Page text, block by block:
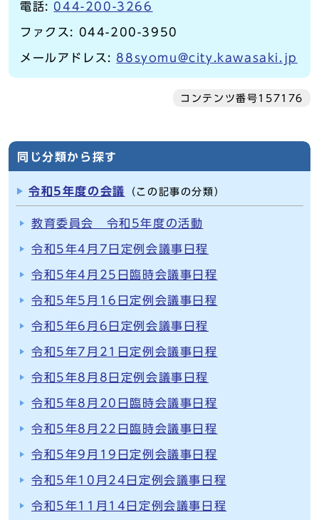
電話: 044-200-3266
ファクス: 044-200-3950
メールアドレス:88syomu@city.kawasaki.jp
コンテンツ番号157176
同じ分類から探す
令和5年度の会議 （この記事の分類）
教育委員会 令和5年度の活動
令和5年4月7日定例会議事日程
令和5年4月25日臨時会議事日程
令和5年5月16日定例会議事日程
令和5年6月6日定例会議事日程
令和5年7月21日定例会議事日程
令和5年8月8日定例会議事日程
令和5年8月20日臨時会議事日程
令和5年8月22日臨時会議事日程
令和5年9月19日定例会議事日程
令和5年10月24日定例会議事日程
令和5年11月14日定例会議事日程